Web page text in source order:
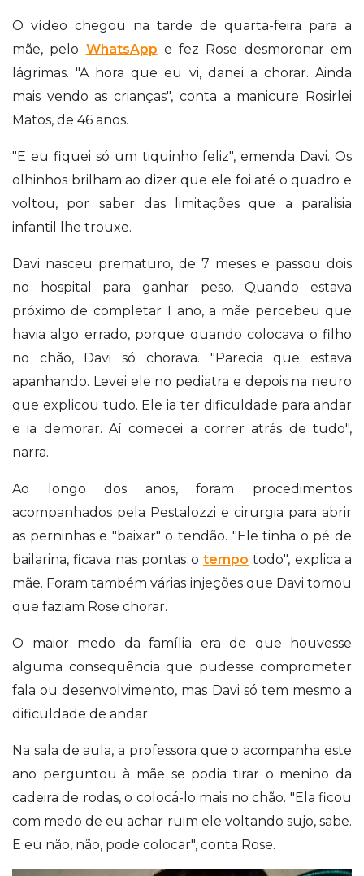
O vídeo chegou na tarde de quarta-feira para a
mãe, pelo WhatsApp e fez Rose desmoronar em
lágrimas. "A hora que eu vi, danei a chorar. Ainda
mais vendo as crianças", conta a manicure Rosirlei
Matos, de 46 anos.
"E eu fiquei só um tiquinho feliz", emenda Davi. Os
olhinhos brilham ao dizer que ele foi até o quadro e
voltou, por saber das limitações que a paralisia
infantil lhe trouxe.
Davi nasceu prematuro, de 7 meses e passou dois
no hospital para ganhar peso. Quando estava
próximo de completar 1 ano, a mãe percebeu que
havia algo errado, porque quando colocava o filho
no chão, Davi só chorava. "Parecia que estava
apanhando. Levei ele no pediatra e depois na neuro
que explicou tudo. Ele ia ter dificuldade para andar
e ia demorar. Aí comecei a correr atrás de tudo",
narra.
Ao longo dos anos, foram procedimentos
acompanhados pela Pestalozzi e cirurgia para abrir
as perninhas e "baixar" o tendão. "Ele tinha o pé de
bailarina, ficava nas pontas o tempo todo", explica a
mãe. Foram também várias injeções que Davi tomou
que faziam Rose chorar.
O maior medo da família era de que houvesse
alguma consequência que pudesse comprometer
fala ou desenvolvimento, mas Davi só tem mesmo a
dificuldade de andar.
Na sala de aula, a professora que o acompanha este
ano perguntou à mãe se podia tirar o menino da
cadeira de rodas, o colocá-lo mais no chão. "Ela ficou
com medo de eu achar ruim ele voltando sujo, sabe.
E eu não, não, pode colocar", conta Rose.